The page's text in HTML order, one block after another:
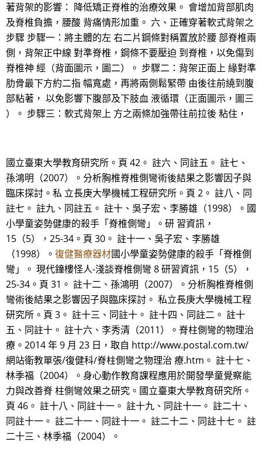
著背架的影響： 降低矯正脊椎的治療效果。 會增加背部肌肉
及脊椎負擔，腰酸 背痛情形加重。 六、正確穿著軟式背架之
步驟 步驟一：將主體的左 右二片鋼條對稱置放於腰 部脊椎兩
側，背架正中線 對準脊椎，鋼條不要壓迫 到脊椎，以免傷到
脊椎神 經（背面圖示，圖二）。 步驟二：背架正面上 緣對準
肋骨最下方約二指 幅寬處，再將兩側鬆緊帶 由後往前繞到腹
部粘著， 以免影響下腹部及下肢血 液循環（正面圖示，圖三
）。 步驟三：軟式背架上 方之兩條加強帶往前拉後 粘住，
國立臺東大學教育研究所。頁 42。 註六、同註五。 註七、
孫鴻明（2007）。分析胸椎脊椎側彎術後結果之影響因子與
臨床探討。私 立長庚大學機械工程研究所。頁 2。 註八、同
註七。 註九、同註五。 註十、吳子宏、李勝雄（1998）。國
小學童姿勢健康的殺手「脊椎側彎」。研 習資訊，
15（5），25-34。頁 30。 註十一、吳子宏、李勝雄
（1998）。 復健醫療器材國小學童姿勢健康的殺手「脊椎側
彎」。 現代鐘樓怪人-淺談脊椎側彎 8 研習資訊，15（5），
25-34。頁 31。 註十二、孫鴻明（2007）。分析胸椎脊椎側
彎術後結果之影響因子與臨床探討。 私立長庚大學機械工程
研究所。頁 3。 註十三、同註十。 註十四、同註二。 註十
五、同註十。 註十六、李秀清（2011）。脊柱側彎的物理治
療。2014 年 9 月 23 日，取自 http://www.postal.com.tw/
網站衛教單張/復健科/脊柱側彎之物理治 療.htm。 註十七、
林季福（2004）。身心動作教育課程應用於開發學童覺察能
力與改善脊 柱側彎效果之研究。國立臺東大學教育研究所。
頁 46。 註十八、同註十一。 註十九、同註十一。 註二十、
同註十一。 註二十一、同註十一。 註二十二、同註十七。 註
二十三、林季福（2004）。